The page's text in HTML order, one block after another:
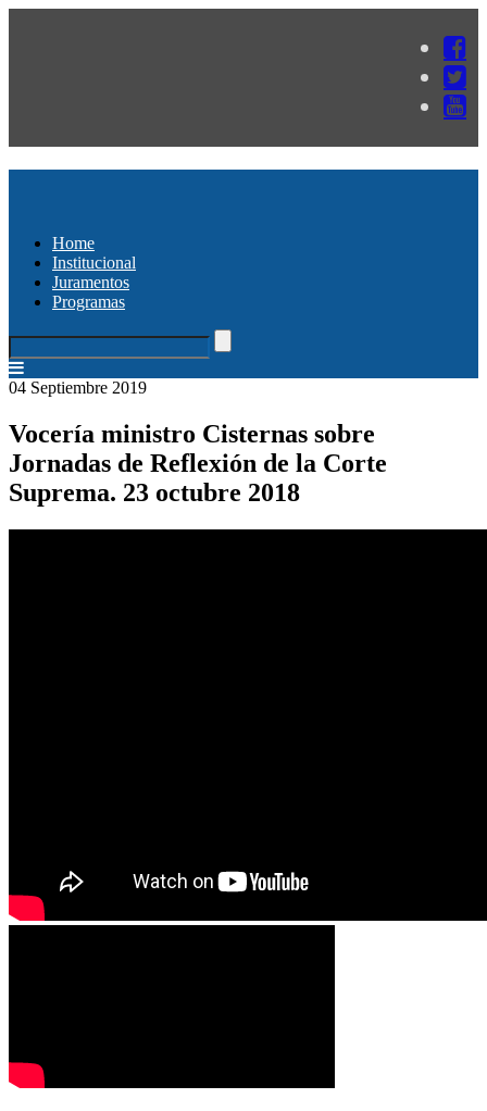
Home
Institucional
Juramentos
Programas
04 Septiembre 2019
Vocería ministro Cisternas sobre
Jornadas de Reflexión de la Corte
Suprema. 23 octubre 2018